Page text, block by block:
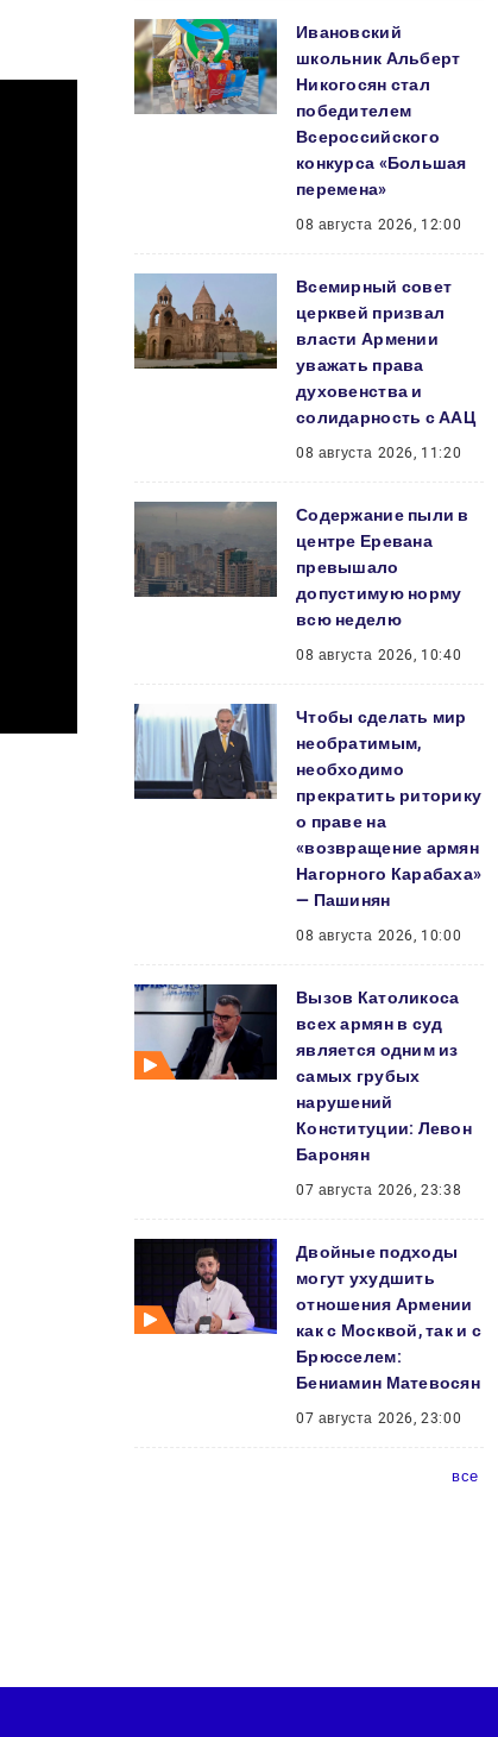
Ивановский
школьник Альберт
Никогосян стал
победителем
Всероссийского
конкурса «Большая
перемена»
08 августа 2026, 12:00
Всемирный совет
церквей призвал
власти Армении
уважать права
духовенства и
солидарность с ААЦ
08 августа 2026, 11:20
Содержание пыли в
центре Еревана
превышало
допустимую норму
всю неделю
08 августа 2026, 10:40
Чтобы сделать мир
необратимым,
необходимо
прекратить риторику
о праве на
«возвращение армян
Нагорного Карабаха»
— Пашинян
08 августа 2026, 10:00
Вызов Католикоса
всех армян в суд
является одним из
самых грубых
нарушений
Конституции: Левон
Баронян
07 августа 2026, 23:38
Двойные подходы
могут ухудшить
отношения Армении
как с Москвой, так и с
Брюсселем:
Бениамин Матевосян
07 августа 2026, 23:00
все